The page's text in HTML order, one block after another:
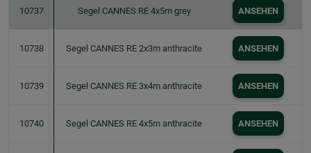
10737 Segel CANNES RE 4x5m grey ANSEHEN
10738 Segel CANNES RE 2x3m anthracite ANSEHEN
10739 Segel CANNES RE 3x4m anthracite ANSEHEN
10740 Segel CANNES RE 4x5m anthracite ANSEHEN